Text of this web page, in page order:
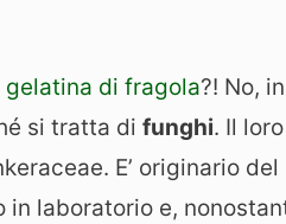
di fragola?! No,
si tratta di funghi. Il
E’ originario
in laboratorio e,